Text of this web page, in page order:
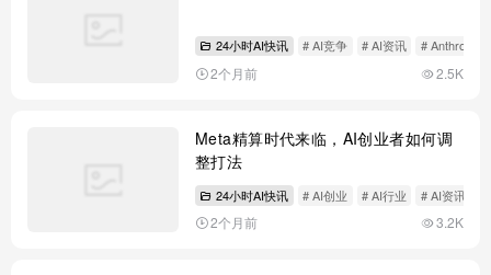
24小时AI快讯 # AI竞争 # AI资讯 # Anthropic
2个月前 2.5K
Meta精算时代来临，AI创业者如何调
整打法
24小时AI快讯 # AI创业 # AI行业 # AI资讯
2个月前 3.2K